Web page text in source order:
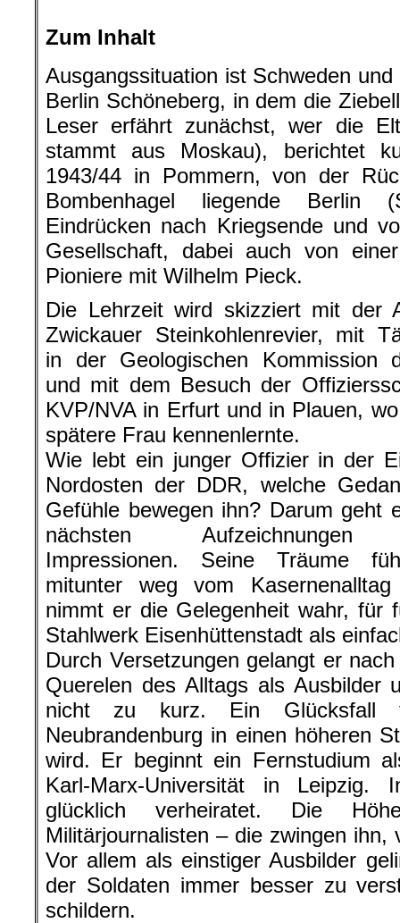
Zum Inhalt
Ausgangssituation ist Schweden
Berlin Schöneberg, in dem die
Leser erfährt zunächst, wer die
stammt aus Moskau), berichtet
1943/44 in Pommern, von der
Bombenhagel liegende Berlin
Eindrücken nach Kriegsende und
Gesellschaft, dabei auch von
Pioniere mit Wilhelm Pieck.
Die Lehrzeit wird skizziert mit der
Zwickauer Steinkohlenrevier, mit
in der Geologischen Kommission
und mit dem Besuch der
KVP/NVA in Erfurt und in Plauen,
spätere Frau kennenlernte.
Wie lebt ein junger Offizier in der
Nordosten der DDR, welche
Gefühle bewegen ihn? Darum geht
nächsten Aufzeichnungen
Impressionen. Seine Träume
mitunter weg vom
nimmt er die Gelegenheit wahr, für
Stahlwerk Eisenhüttenstadt als
Durch Versetzungen gelangt er
Querelen des Alltags als Ausbilder
nicht zu kurz. Ein
Neubrandenburg in einen höheren
wird. Er beginnt ein Fernstudium
Karl-Marx-Universität in Leipzig.
glücklich verheiratet. Die
Militärjournalisten – die zwingen ihn,
Vor allem als einstiger Ausbilder
der Soldaten immer besser zu
schildern.